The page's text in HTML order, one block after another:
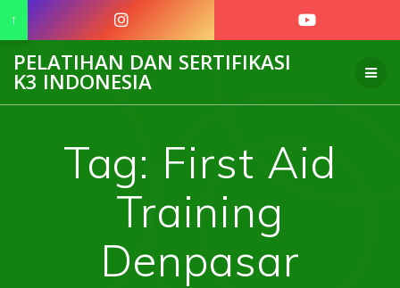
to
PELATIHAN DAN SERTIFIKASI
K3 INDONESIA
Tag: First Aid
Training
Denpasar
↑